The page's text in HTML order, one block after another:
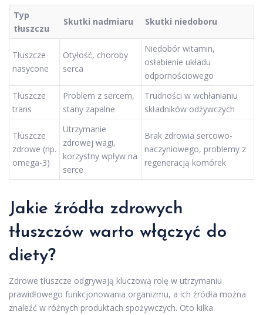
Typ
tłuszczu
Skutki nadmiaru Skutki niedoboru
Tłuszcze
nasycone
Otyłość, choroby
serca
Niedobór witamin,
osłabienie układu
odpornościowego
Tłuszcze
trans
Problem z sercem,
stany zapalne
Trudności w wchłanianiu
składników odżywczych
Tłuszcze
zdrowe (np.
omega-3)
Utrzymanie
zdrowej wagi,
korzystny wpływ na
serce
Brak zdrowia sercowo-
naczyniowego, problemy z
regeneracją komórek
Jakie źródła zdrowych
tłuszczów warto włączyć do
diety?
Zdrowe tłuszcze odgrywają kluczową rolę w utrzymaniu
prawidłowego funkcjonowania organizmu, a ich źródła można
znaleźć w różnych produktach spożywczych. Oto kilka